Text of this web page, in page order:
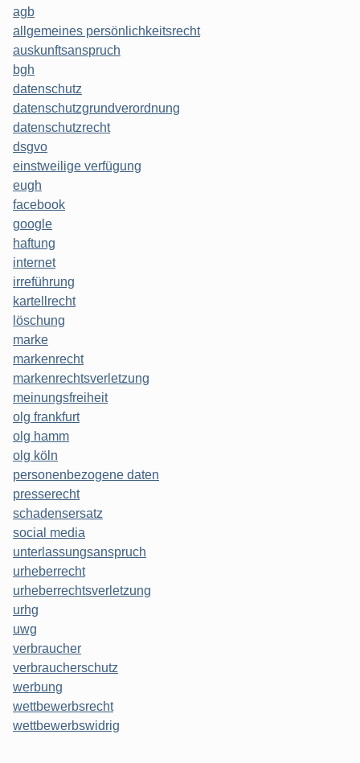
agb
allgemeines persönlichkeitsrecht
auskunftsanspruch
bgh
datenschutz
datenschutzgrundverordnung
datenschutzrecht
dsgvo
einstweilige verfügung
eugh
facebook
google
haftung
internet
irreführung
kartellrecht
löschung
marke
markenrecht
markenrechtsverletzung
meinungsfreiheit
olg frankfurt
olg hamm
olg köln
personenbezogene daten
presserecht
schadensersatz
social media
unterlassungsanspruch
urheberrecht
urheberrechtsverletzung
urhg
uwg
verbraucher
verbraucherschutz
werbung
wettbewerbsrecht
wettbewerbswidrig